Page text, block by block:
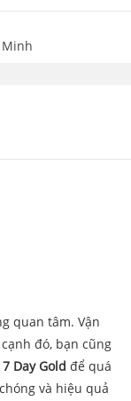
Minh
quan tâm. Vận
đó, bạn cũng
Day Gold để quá
và hiệu quả